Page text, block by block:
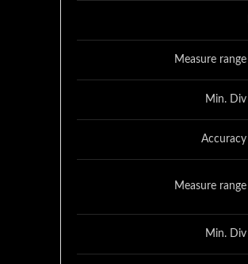
Measure range
Min. Div
Accuracy
Measure range
Min. Div